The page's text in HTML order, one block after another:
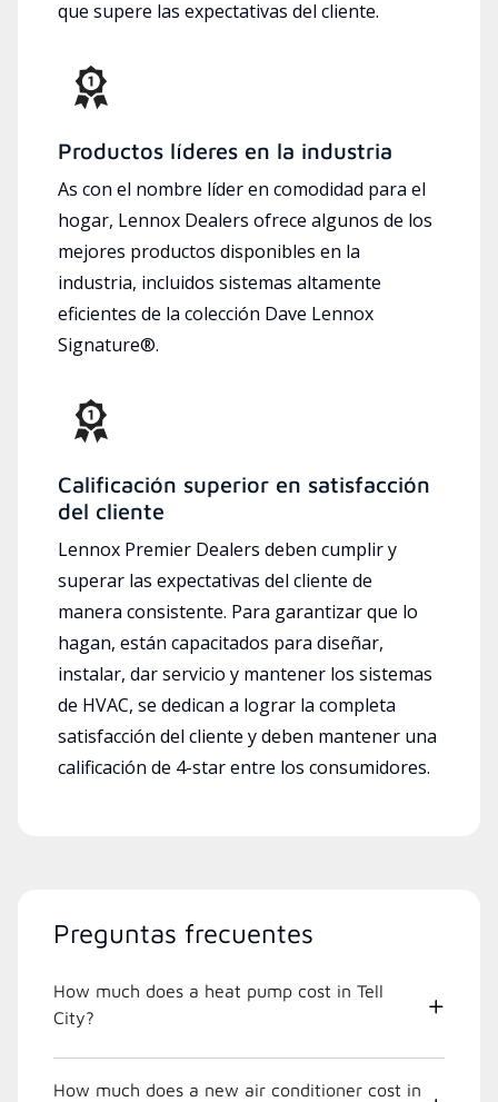
que supere las expectativas del cliente.
Productos líderes en la industria
As con el nombre líder en comodidad para el
hogar, Lennox Dealers ofrece algunos de los
mejores productos disponibles en la
industria, incluidos sistemas altamente
eficientes de la colección Dave Lennox
Signature®.
Calificación superior en satisfacción
del cliente
Lennox Premier Dealers deben cumplir y
superar las expectativas del cliente de
manera consistente. Para garantizar que lo
hagan, están capacitados para diseñar,
instalar, dar servicio y mantener los sistemas
de HVAC, se dedican a lograr la completa
satisfacción del cliente y deben mantener una
calificación de 4-star entre los consumidores.
Preguntas frecuentes
How much does a heat pump cost in Tell
City?
How much does a new air conditioner cost in